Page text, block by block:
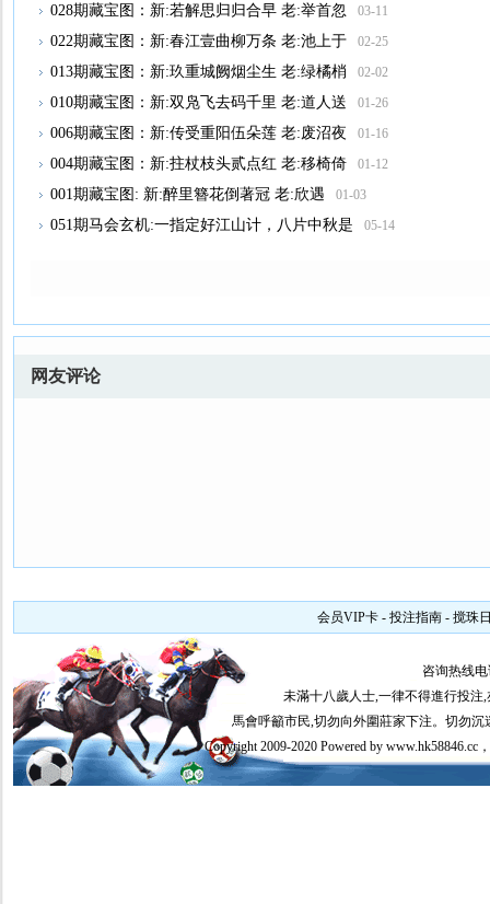
028期藏宝图：新:若解思归归合早 老:举首忽 03-11
022期藏宝图：新:春江壹曲柳万条 老:池上于 02-25
013期藏宝图：新:玖重城阙烟尘生 老:绿橘梢 02-02
010期藏宝图：新:双凫飞去码千里 老:道人送 01-26
006期藏宝图：新:传受重阳伍朵莲 老:废沼夜 01-16
004期藏宝图：新:拄杖枝头贰点红 老:移椅倚 01-12
001期藏宝图: 新:醉里簪花倒著冠 老:欣遇 01-03
051期马会玄机:一指定好江山计，八片中秋是 05-14
网友评论
会员VIP卡 - 投注指南 - 搅珠
咨询热线电
未滿十八歲人士,一律不得進行投
馬會呼籲市民,切勿向外圍莊家下注。切勿沉
Copyright 2009-2020 Powered by